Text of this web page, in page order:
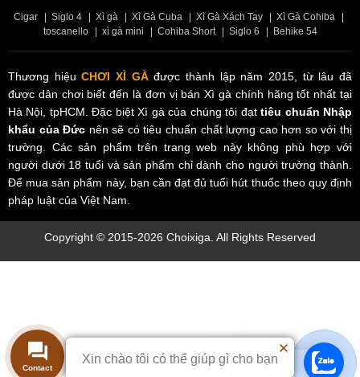
Chat hỗ trợ
CS 13: VINCOM PLAZA TRẦN PHÚ
Cigar | Siglo 4 | Xì gà | Xì Gà Cuba | Xì Gà Xách Tay | Xì Gà Cohiba
|
toscanello
| xì gà mini | Cohiba Short | Siglo 6 | Behike 54
Thương hiệuCHƠI XÌ GÀđược thành lập năm 2015, từ lâu đã
được dân chơi biết đến là đơn vị bán Xì gà chính hãng tốt nhất tại
Hà Nội, tpHCM. Đặc biệt Xì gà của chúng tôi đạttiêu chuẩn Nhập
khẩu của Đức nên sẽ có tiêu chuẩn chất lượng cao hơn so với thị
trường. Các sản phẩm trên trang web này không phù hợp với
người dưới 18 tuổi và sản phẩm chỉ dành cho người trưởng thành.
Để mua sản phẩm này, bạn cần đạt đủ tuổi hút thuốc theo quy định
pháp luật của Việt Nam.
Copyright © 2015-2026 Choixiga. All Rights Reserved
Contact
Xin chào tôi có thể giúp gì cho bạn